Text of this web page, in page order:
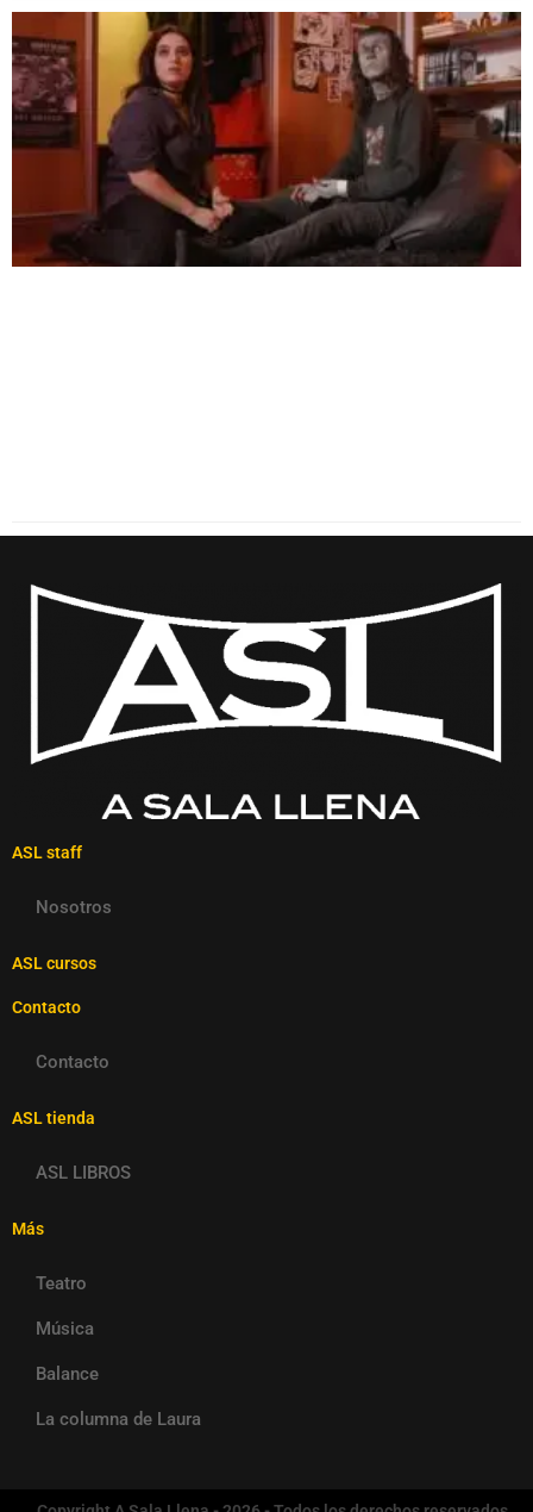
ASL staff
Nosotros
ASL cursos
Contacto
Contacto
ASL tienda
ASL LIBROS
Más
Teatro
Música
Balance
La columna de Laura